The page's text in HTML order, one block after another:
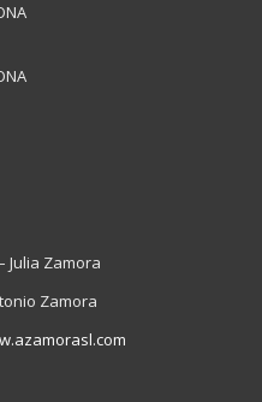
Julia Zamora
Zamora